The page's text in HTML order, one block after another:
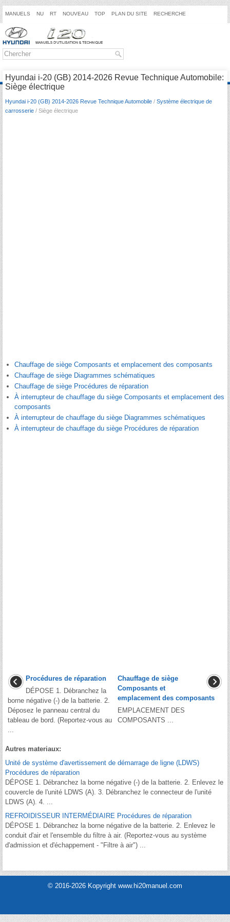
MANUELS NU RT NOUVEAU TOP PLAN DU SITE RECHERCHE
Hyundai i-20 (GB) 2014-2026 Revue Technique Automobile:
Siège électrique
Hyundai i-20 (GB) 2014-2026 Revue Technique Automobile / Système électrique de
carrosserie / Siège électrique
Chauffage de siège Composants et emplacement des composants
Chauffage de siège Diagrammes schématiques
Chauffage de siège Procédures de réparation
À interrupteur de chauffage du siège Composants et emplacement des
composants
À interrupteur de chauffage du siège Diagrammes schématiques
À interrupteur de chauffage du siège Procédures de réparation
Procédures de réparation
DÉPOSE 1. Débranchez la
borne négative (-) de la batterie. 2.
Déposez le panneau central du
tableau de bord. (Reportez-vous au
...
Chauffage de siège
Composants et
emplacement des composants
EMPLACEMENT DES
COMPOSANTS ...
Autres materiaux:
Unité de système d'avertissement de démarrage de ligne (LDWS)
Procédures de réparation
DÉPOSE 1. Débranchez la borne négative (-) de la batterie. 2. Enlevez le
couvercle de l'unité LDWS (A). 3. Débranchez le connecteur de l'unité
LDWS (A). 4. ...
REFROIDISSEUR INTERMÉDIAIRE Procédures de réparation
DÉPOSE 1. Débranchez la borne négative de la batterie. 2. Enlevez le
conduit d'air et l'ensemble du filtre à air. (Reportez-vous au système
d'admission et d'échappement - "Filtre à air") ...
© 2016-2026 Kopyright www.hi20manuel.com